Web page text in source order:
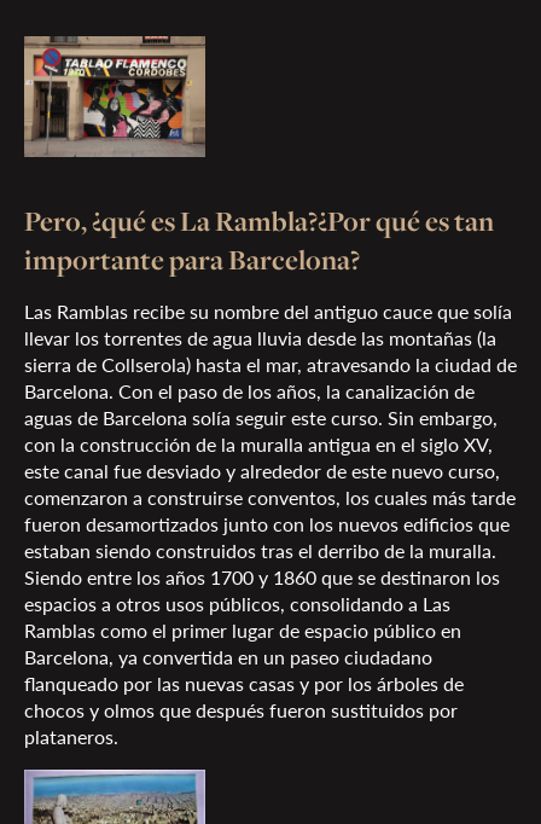
Pero, ¿qué es La Rambla?¿Por qué es tan
importante para Barcelona?
Las Ramblas recibe su nombre del antiguo cauce que solía
llevar los torrentes de agua lluvia desde las montañas (la
sierra de Collserola) hasta el mar, atravesando la ciudad de
Barcelona. Con el paso de los años, la canalización de
aguas de Barcelona solía seguir este curso. Sin embargo,
con la construcción de la muralla antigua en el siglo XV,
este canal fue desviado y alrededor de este nuevo curso,
comenzaron a construirse conventos, los cuales más tarde
fueron desamortizados junto con los nuevos edificios que
estaban siendo construidos tras el derribo de la muralla.
Siendo entre los años 1700 y 1860 que se destinaron los
espacios a otros usos públicos, consolidando a Las
Ramblas como el primer lugar de espacio público en
Barcelona, ya convertida en un paseo ciudadano
flanqueado por las nuevas casas y por los árboles de
chocos y olmos que después fueron sustituidos por
plataneros.